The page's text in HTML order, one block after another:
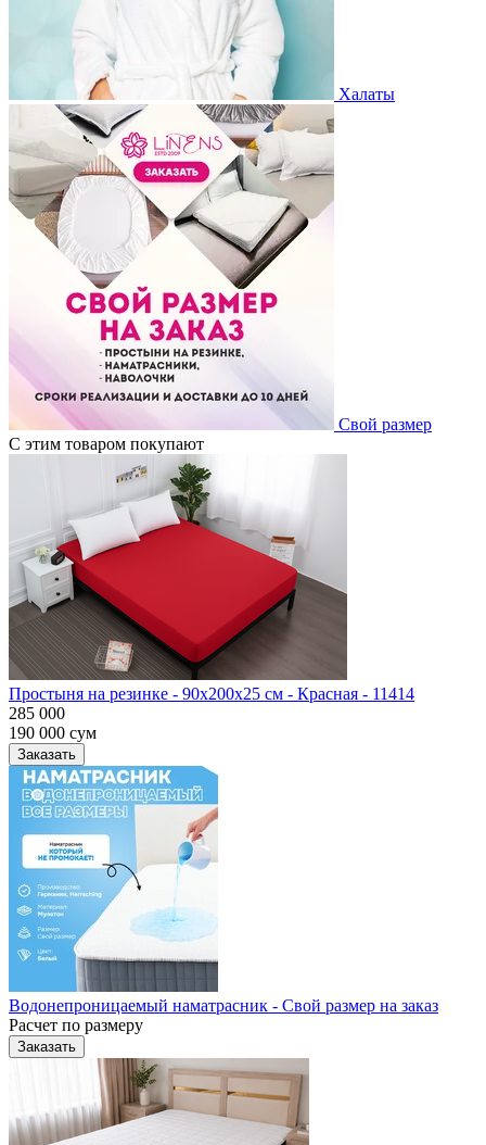
Халаты
Свой размер
С этим товаром покупают
Простыня на резинке - 90x200x25 cм - Красная - 11414
285 000
190 000 сум
Заказать
Водонепроницаемый наматрасник - Свой размер на заказ
Расчет по размеру
Заказать